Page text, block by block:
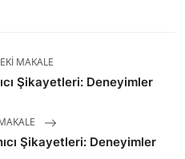
MAKALE
Şikayetleri: Deneyimler
Şikayetleri: Deneyimler